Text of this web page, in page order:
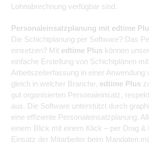
Lohnabrechnung verfügbar sind.
Personaleinsatzplanung mit edtime
Die Schichtplanung per Software? Das
einsetzen? Mit edtime Plus können
einfache Erstellung von Schichtplänen
Arbeitszeiterfassung in einer Anwendung
gleich in welcher Branche, edtime Plus
gut organisierten Personaleinsatz,
aus. Die Software unterstützt durch
eine effiziente Personaleinsatzplanung.
einem Blick mit einem Klick – per Drag &
Einsatz der Mitarbeiter beim Mandaten